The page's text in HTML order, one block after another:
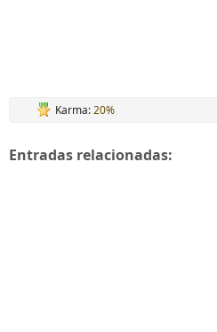
Karma:20%
Entradas relacionadas: